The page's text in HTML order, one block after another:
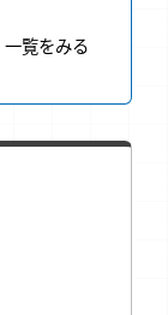
一覧をみる